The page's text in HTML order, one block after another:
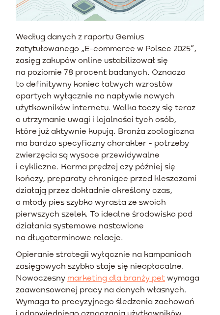
Według danych z raportu Gemius
zatytułowanego „E-commerce w Polsce 2025”,
zasięg zakupów online ustabilizował się
na poziomie 78 procent badanych. Oznacza
to definitywny koniec łatwych wzrostów
opartych wyłącznie na napływie nowych
użytkowników internetu. Walka toczy się teraz
o utrzymanie uwagi i lojalności tych osób,
które już aktywnie kupują. Branża zoologiczna
ma bardzo specyficzny charakter - potrzeby
zwierzęcia są wysoce przewidywalne
i cykliczne. Karma prędzej czy później się
kończy, preparaty chroniące przed kleszczami
działają przez dokładnie określony czas,
a młody pies szybko wyrasta ze swoich
pierwszych szelek. To idealne środowisko pod
działania systemowe nastawione
na długoterminowe relacje.
Opieranie strategii wyłącznie na kampaniach
zasięgowych szybko staje się nieopłacalne.
Nowoczesny marketing dla branży pet wymaga
zaawansowanej pracy na danych własnych.
Wymaga to precyzyjnego śledzenia zachowań
i odpowiedniego oznaczania użytkowników